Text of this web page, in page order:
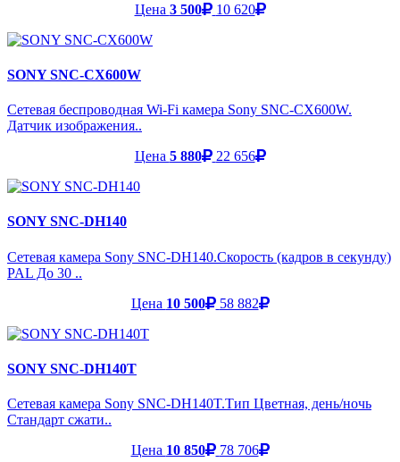
Цена 3 500 10 620
SONY SNC-CX600W
Сетевая беспроводная Wi-Fi камера Sony SNC-CX600W.
Датчик изображения..
Цена 5 880 22 656
SONY SNC-DH140
Сетевая камера Sony SNC-DH140.Скорость (кадров в секунду)
PAL До 30 ..
Цена 10 500 58 882
SONY SNC-DH140T
Сетевая камера Sony SNC-DH140T.Тип Цветная, день/ночь
Стандарт сжати..
Цена 10 850 78 706